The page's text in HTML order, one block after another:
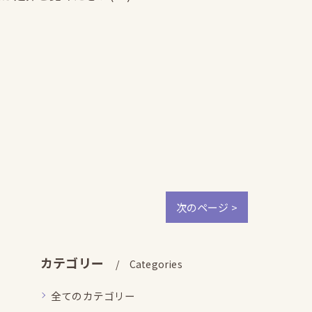
次のページ >
カテゴリー Categories
全てのカテゴリー